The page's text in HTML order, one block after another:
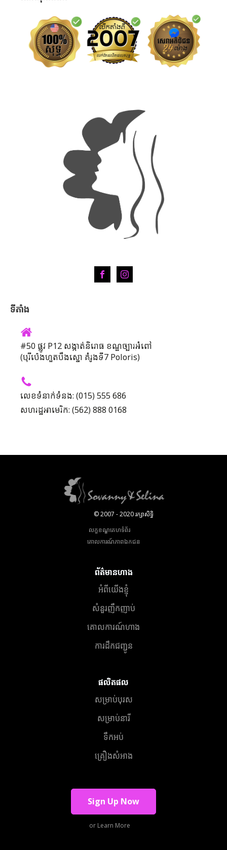
ទីតាំង
#50 ផ្លូវ P12 សង្កាត់និរោធ ខណ្ឌច្បារអំពៅ
(បុរីប៉េងហួតបឹងស្នោ គំរូងទី7 Poloris)
លេខទំនាក់ទំនង: (015) 555 686
សហរដ្ឋអាមេរិក: (562) 888 0168
© 2007 - 2020 រក្សាសិទ្ធិ
លក្ខខណ្ឌគេហទំព័រ
គោលការណ៍​ភាព​ឯកជន
ព័ត៌មានហាង
អំពីយើងខ្ញុំ
សំនួរញឹកញាប់
គោលការណ៍ហាង
ការដឹកជញ្ជូន
ផលិតផល
សម្រាប់បុរស
សម្រាប់នារី
ទឹកអប់
គ្រឿងសំអាង
Sign Up Now
or Learn More